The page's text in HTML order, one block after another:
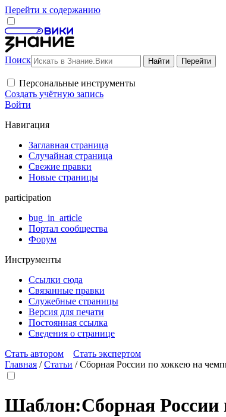
Перейти к содержанию
Поиск
Персональные инструменты
Создать учётную запись
Войти
Навигация
Заглавная страница
Случайная страница
Свежие правки
Новые страницы
participation
bug_in_article
Портал сообщества
Форум
Инструменты
Ссылки сюда
Связанные правки
Служебные страницы
Версия для печати
Постоянная ссылка
Сведения о странице
Стать автором
Стать экспертом
Главная /Статьи /Сборная России по хоккею на
Шаблон:Сборная России